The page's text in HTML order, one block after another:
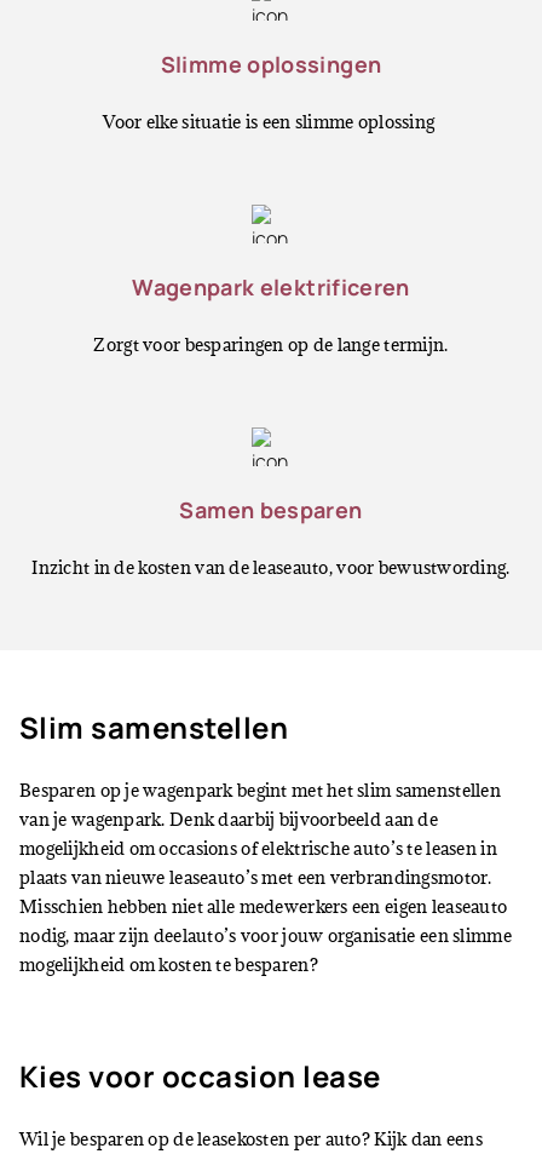
Slimme oplossingen
Voor elke situatie is een slimme oplossing
Wagenpark elektrificeren
Zorgt voor besparingen op de lange termijn.
Samen besparen
Inzicht in de kosten van de leaseauto, voor bewustwording.
Slim samenstellen
Besparen op je wagenpark begint met het slim samenstellen
van je wagenpark. Denk daarbij bijvoorbeeld aan de
mogelijkheid om occasions ofelektrische auto’s te leasen in
plaats van nieuwe leaseauto’s met een verbrandingsmotor.
Misschien hebben niet alle medewerkers een eigen leaseauto
nodig, maar zijn deelauto’s voor jouw organisatie een slimme
mogelijkheid om kosten te besparen?
Kies voor occasion lease
Wil je besparen op de leasekosten per auto? Kijk dan eens